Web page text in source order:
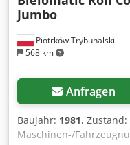
Piotrków Trybunalski
568 km
Jumbo
Anfragen
Baujahr: 1981, Zustand:
Maschinen-/